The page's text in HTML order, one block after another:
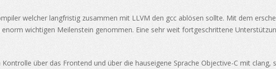
welcher langfristig zusammen mit LLVM den gcc ablösen sollte. Mit dem
wichtigen Meilenstein genommen. Eine sehr weit fortgeschrittene
über das Frontend und über die hauseigene Sprache Objective-C mit clang,